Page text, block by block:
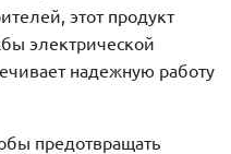
этот продукт
электрической
надежную работу
предотвращать